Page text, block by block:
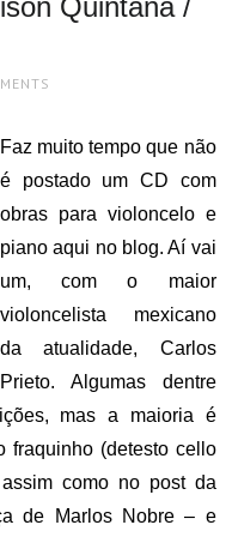
Quintana /
Faz muito tempo que não
é postado um CD com
obras para violoncelo e
piano aqui no blog. Aí vai
um, com o maior
violoncelista mexicano
da atualidade, Carlos
Prieto. Algumas dentre
mas a maioria é
fraquinho (detesto cello
como no post da
de Marlos Nobre – e